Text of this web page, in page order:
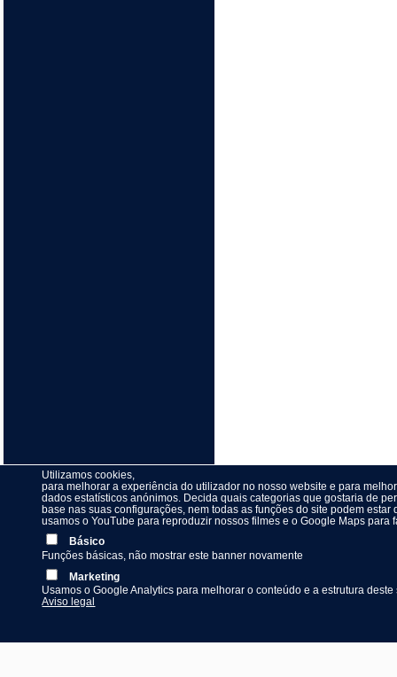
Utilizamos cookies,
para melhorar a experiência do utilizador no nosso website e para
dados estatísticos anónimos. Decida quais categorias que gostaria de
base nas suas configurações, nem todas as funções do site podem
usamos o YouTube para reproduzir nossos filmes e o Google Maps
Básico
Funções básicas, não mostrar este banner novamente
Marketing
Usamos o Google Analytics para melhorar o conteúdo e a estrutura deste
Aviso legal